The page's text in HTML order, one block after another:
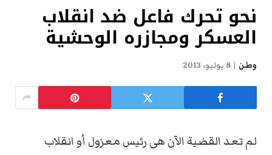
نحو تحرك فاعل ضد انقلاب
العسكر ومجازره الوحشية
وطن 8 يوليو، 2013
لم تعد القضية الآن هى رئيس معزول أو انقلاب